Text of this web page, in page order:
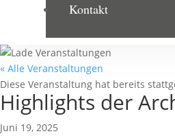
Kontakt
« Alle Veranstaltungen
Diese Veranstaltung hat bereits
Highlights der
Juni 19, 2025